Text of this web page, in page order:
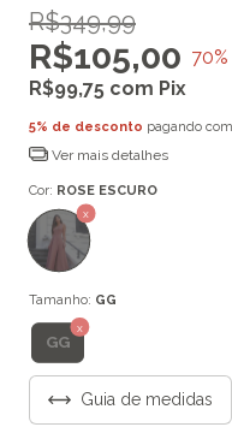
R$349,99
R$105,00 70
R$99,75 com Pix
5% de desconto pagando
Ver mais detalhes
Cor: ROSE ESCURO
Tamanho: GG
GG
Guia de medidas